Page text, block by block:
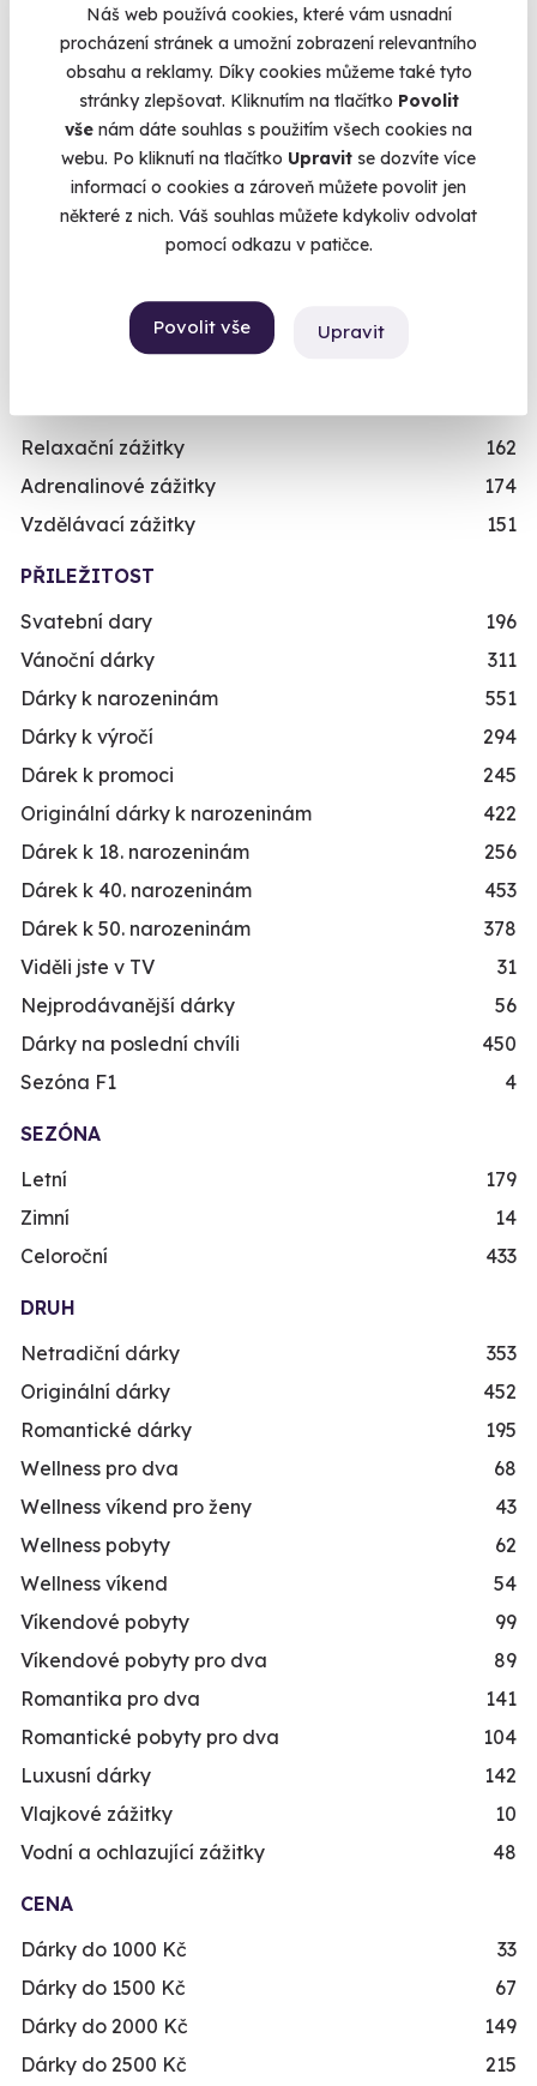
Náš web používá cookies, které vám usnadní
procházení stránek a umožní zobrazení relevantního
obsahu a reklamy. Díky cookies můžeme také tyto
stránky zlepšovat. Kliknutím na tlačítko Povolit
vše nám dáte souhlas s použitím všech cookies na
webu. Po kliknutí na tlačítko Upravit se dozvíte více
informací o cookies a zároveň můžete povolit jen
některé z nich. Váš souhlas můžete kdykoliv odvolat
pomocí odkazu v patičce.
Povolit vše Upravit
Nejprodávanější dárky pro muže
Zážitky pro děti
Mladý muž/mladá žena
Teenager/Teenagerka
Třicátník/třicátnice
Dědeček/babička
Relaxační zážitky
162
Adrenalinové zážitky
174
Vzdělávací zážitky
151
PŘILEŽITOST
Svatební dary
196
Vánoční dárky
311
Dárky k narozeninám
551
Dárky k výročí
294
Dárek k promoci
245
Originální dárky k narozeninám
422
Dárek k 18. narozeninám
256
Dárek k 40. narozeninám
453
Dárek k 50. narozeninám
378
Viděli jste v TV
31
Nejprodávanější dárky
56
Dárky na poslední chvíli
450
Sezóna F1
4
SEZÓNA
Letní
179
Zimní
14
Celoroční
433
DRUH
Netradiční dárky
353
Originální dárky
452
Romantické dárky
195
Wellness pro dva
68
Wellness víkend pro ženy
43
Wellness pobyty
62
Wellness víkend
54
Víkendové pobyty
99
Víkendové pobyty pro dva
89
Romantika pro dva
141
Romantické pobyty pro dva
104
Luxusní dárky
142
Vlajkové zážitky
10
Vodní a ochlazující zážitky
48
CENA
Dárky do 1000 Kč
33
Dárky do 1500 Kč
67
Dárky do 2000 Kč
149
Dárky do 2500 Kč
215